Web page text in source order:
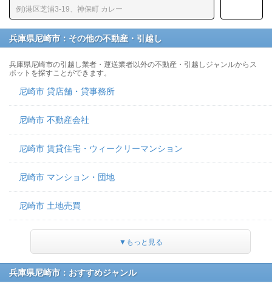
兵庫県尼崎市：その他の不動産・引越し
兵庫県尼崎市の引越し業者・運送業者以外の不動産・引越しジャンルからス
ポットを探すことができます。
尼崎市 貸店舗・貸事務所
尼崎市 不動産会社
尼崎市 賃貸住宅・ウィークリーマンション
尼崎市 マンション・団地
尼崎市 土地売買
▼もっと見る
兵庫県尼崎市：おすすめジャンル